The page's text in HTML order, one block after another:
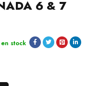
6 & 7
stock